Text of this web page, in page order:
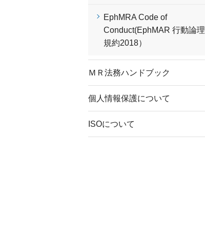
EphMRA Code of
Conduct(EphMAR 行動論理
規約2018）
ＭＲ法務ハンドブック
個人情報保護について
ISOについて